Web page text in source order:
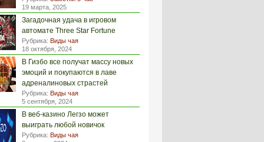
19 марта, 2025
Загадочная удача в игровом
автомате Three Star Fortune
Рубрика: Виды чая
18 октября, 2024
В Гизбо все получат массу новых
эмоций и покупаются в лаве
адреналиновых страстей
Рубрика: Виды чая
5 сентября, 2024
В веб-казино Легзо может
выиграть любой новичок
Рубрика: Виды чая